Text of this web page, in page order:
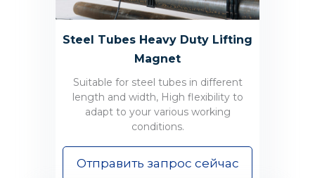
Steel Tubes Heavy Duty Lifting
Magnet
Suitable for steel tubes in different
length and width, High flexibility to
adapt to your various working
conditions.
Отправить запрос сейчас